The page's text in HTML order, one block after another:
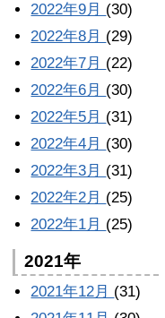
2022年9月 (30)
2022年8月 (29)
2022年7月 (22)
2022年6月 (30)
2022年5月 (31)
2022年4月 (30)
2022年3月 (31)
2022年2月 (25)
2022年1月 (25)
2021年
2021年12月 (31)